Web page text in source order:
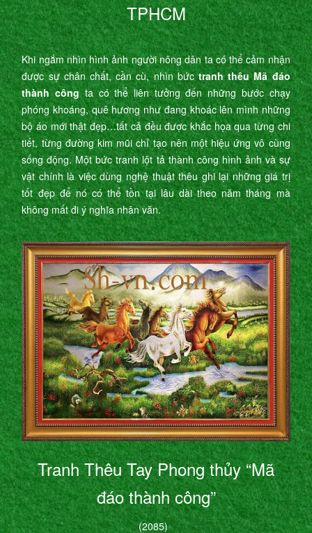
TPHCM
Khi ngắm nhìn hình ảnh người nông dân ta có thể cảm nhận
được sự chân chất, cần cù, nhìn bứctranh thêu Mã đáo
thành côngta có thể liên tưởng đến những bước chạy
phóng khoáng, quê hương như đang khoác lên mình những
bộ áo mới thật đẹp…tất cả đều được khắc họa qua từng chi
tiết, từng đường kim mũi chỉ tạo nên một hiệu ứng vô cùng
sống động. Một bức tranh lột tả thành công hình ảnh và sự
vật chính là việc dùng nghệ thuật thêu ghi lại những giá trị
tốt đẹp để nó có thể tồn tại lâu dài theo năm tháng mà
không mất đi ý nghĩa nhân văn.
Tranh Thêu Tay Phong thủy “Mã
đáo thành công”
(2085)